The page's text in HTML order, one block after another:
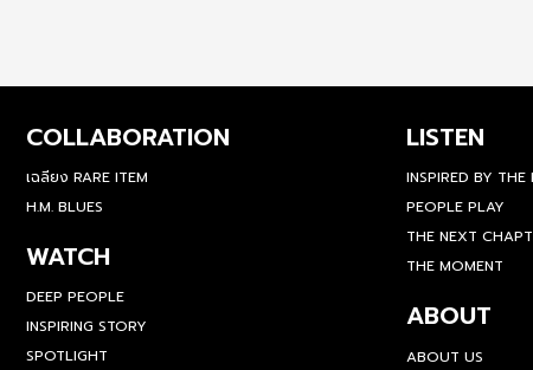
COLLABORATION
เฉลียง RARE ITEM
H.M. BLUES
WATCH
DEEP PEOPLE
INSPIRING STORY
SPOTLIGHT
LISTEN
INSPIRED BY THE
PEOPLE PLAY
THE NEXT
THE MOMENT
ABOUT
ABOUT US